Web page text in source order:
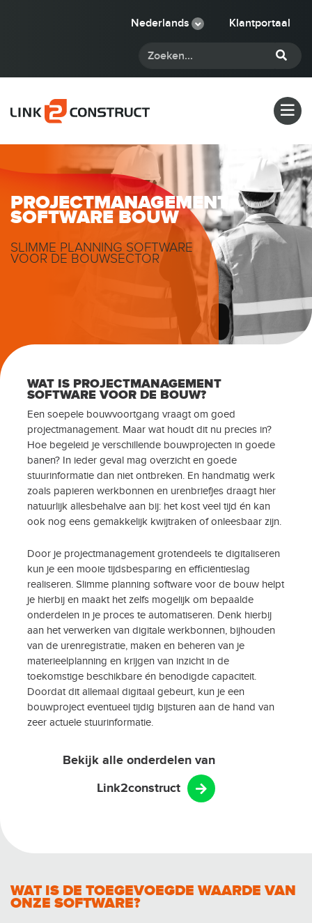
Nederlands Klantportaal
PROJECTMANAGEMENT
SOFTWARE BOUW
SLIMME PLANNING SOFTWARE
VOOR DE BOUWSECTOR
WAT IS PROJECTMANAGEMENT
SOFTWARE VOOR DE BOUW?
Een soepele bouwvoortgang vraagt om goed
projectmanagement. Maar wat houdt dit nu precies in?
Hoe begeleid je verschillende bouwprojecten in goede
banen? In ieder geval mag overzicht en goede
stuurinformatie dan niet ontbreken. En handmatig werk
zoals papieren werkbonnen en urenbriefjes draagt hier
natuurlijk allesbehalve aan bij: het kost veel tijd én kan
ook nog eens gemakkelijk kwijtraken of onleesbaar zijn.
Door je projectmanagement grotendeels te digitaliseren
kun je een mooie tijdsbesparing en efficiëntieslag
realiseren. Slimme planning software voor de bouw helpt
je hierbij en maakt het zelfs mogelijk om bepaalde
onderdelen in je proces te automatiseren. Denk hierbij
aan het verwerken van digitale werkbonnen, bijhouden
van de urenregistratie, maken en beheren van je
materieelplanning en krijgen van inzicht in de
toekomstige beschikbare én benodigde capaciteit.
Doordat dit allemaal digitaal gebeurt, kun je een
bouwproject eventueel tijdig bijsturen aan de hand van
zeer actuele stuurinformatie.
Bekijk alle onderdelen van
Link2construct
WAT IS DE TOEGEVOEGDE WAARDE VAN
ONZE SOFTWARE?